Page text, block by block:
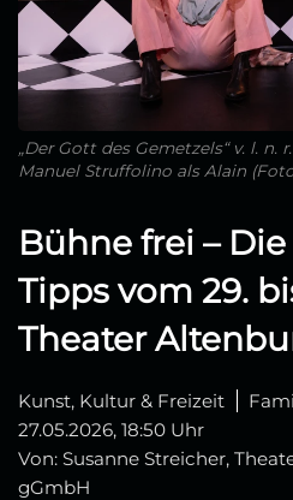
„Der Gott des Gemetzels“ v. l. n.
Manuel Struffolino als Alain
Bühne frei –
Tipps vom 29.
Theater
Kunst, Kultur & Freizeit
27.05.2026, 18:50 Uhr
Von: Susanne Streicher,
gGmbH